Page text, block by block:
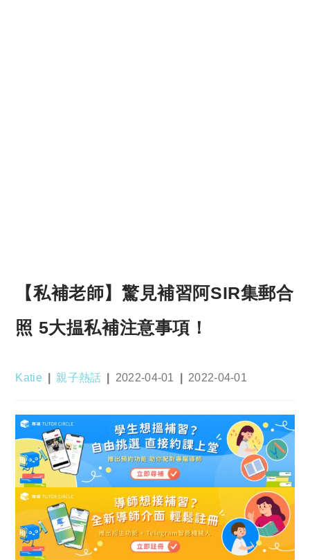
【私補老師】驚見補習阿SIR集郵合
照 5大揾私補注意事項！
Post
Katie
Post
親子熱話
Post
2022-04-01
Post
2022-04-01